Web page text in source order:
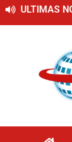
ULTIMAS
de Prosperidad